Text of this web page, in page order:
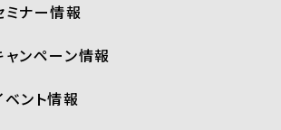
ミナー情報
ャンペーン情報
ベント情報